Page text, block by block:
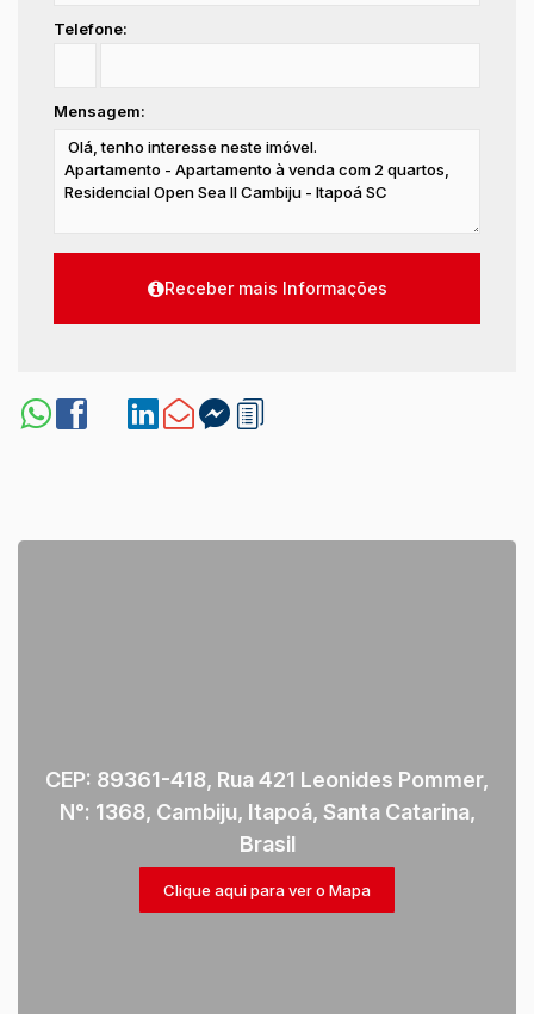
Telefone:
Mensagem:
CEP: 89361-418, Rua 421 Leonides Pommer,
N°: 1368, Cambiju, Itapoá, Santa Catarina,
Brasil
Clique aqui para ver o Mapa